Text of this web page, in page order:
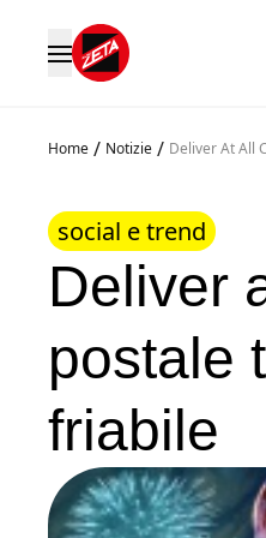
Home / Notizie / Deliver At All
social e trend
Deliver
postale
friabile